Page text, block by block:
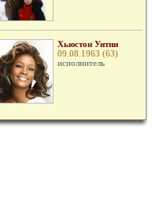
Хьюстон Уитни
09.08.1963 (63)
исполнитель